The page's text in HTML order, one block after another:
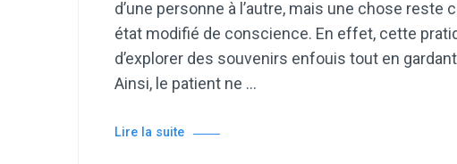
d’une personne à l’autre, mais une chose reste
état modifié de conscience. En effet, cette
d’explorer des souvenirs enfouis tout en
Ainsi, le patient ne …
Lire la suite